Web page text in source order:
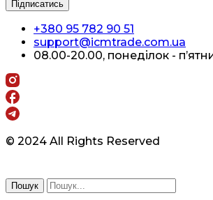
+380 95 782 90 51
support@icmtrade.com.ua
08.00-20.00, понеділок -
© 2024 All Rights Reserved
Пошук